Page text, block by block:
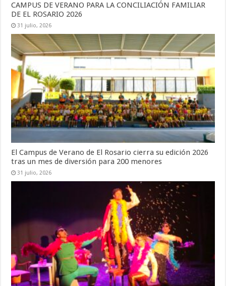
CAMPUS DE VERANO PARA LA CONCILIACIÓN FAMILIAR
DE EL ROSARIO 2026
31 julio, 2026
El Campus de Verano de El Rosario cierra su edición 2026
tras un mes de diversión para 200 menores
31 julio, 2026